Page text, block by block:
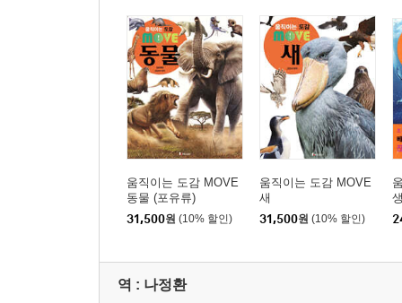
아시아뿔개구리 등의 무리 155
발톱개구리 무리 156
멕시코맹꽁이 무리 157
옛개구리 등의 무리 158
유미목
장수도롱뇽 무리 162
움직이는 도감 MOVE
동물 (포유류)
31,500원 (10% 할인)
움직이는 도감 MOVE
새
31,500원 (10% 할인)
역 : 나정환